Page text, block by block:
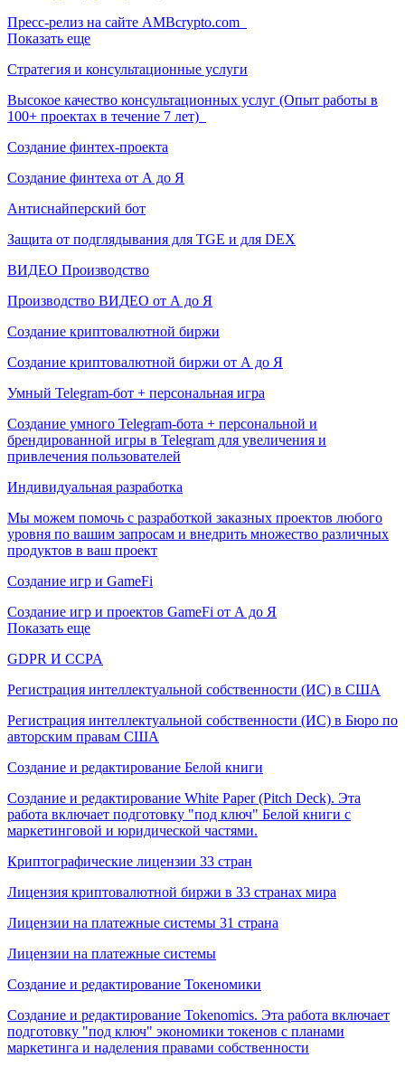
Пресс-релиз на сайте AMBcrypto.com
Показать еще
Стратегия и консультационные услуги
Высокое качество консультационных услуг (Опыт работы в
100+ проектах в течение 7 лет)
Создание финтех-проекта
Создание финтеха от А до Я
Антиснайперский бот
Защита от подглядывания для TGE и для DEX
ВИДЕО Производство
Производство ВИДЕО от А до Я
Создание криптовалютной биржи
Создание криптовалютной биржи от А до Я
Умный Telegram-бот + персональная игра
Создание умного Telegram-бота + персональной и
брендированной игры в Telegram для увеличения и
привлечения пользователей
Индивидуальная разработка
Мы можем помочь с разработкой заказных проектов любого
уровня по вашим запросам и внедрить множество различных
продуктов в ваш проект
Создание игр и GameFi
Создание игр и проектов GameFi от А до Я
Показать еще
GDPR И CCPA
Регистрация интеллектуальной собственности (ИС) в США
Регистрация интеллектуальной собственности (ИС) в Бюро по
авторским правам США
Создание и редактирование Белой книги
Создание и редактирование White Paper (Pitch Deck). Эта
работа включает подготовку "под ключ" Белой книги с
маркетинговой и юридической частями.
Криптографические лицензии 33 стран
Лицензия криптовалютной биржи в 33 странах мира
Лицензии на платежные системы 31 страна
Лицензии на платежные системы
Создание и редактирование Токеномики
Создание и редактирование Tokenomics. Эта работа включает
подготовку "под ключ" экономики токенов с планами
маркетинга и наделения правами собственности